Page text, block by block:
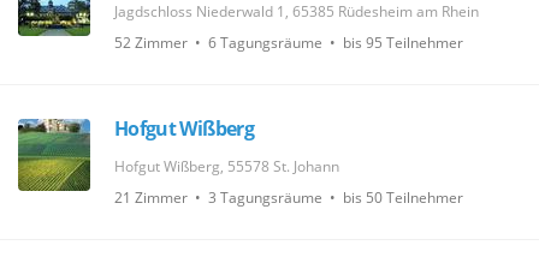
Jagdschloss Niederwald 1, 65385 Rüdesheim am Rhein
52 Zimmer • 6 Tagungsräume • bis 95 Teilnehmer
Hofgut Wißberg
Hofgut Wißberg, 55578 St. Johann
21 Zimmer • 3 Tagungsräume • bis 50 Teilnehmer